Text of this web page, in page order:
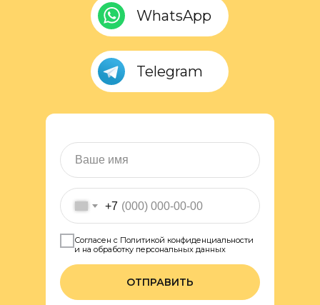
Telegram
WhatsApp
+7
Согласен с Политикой конфиденциальности
и на обработку персональных данных
ОТПРАВИТЬ